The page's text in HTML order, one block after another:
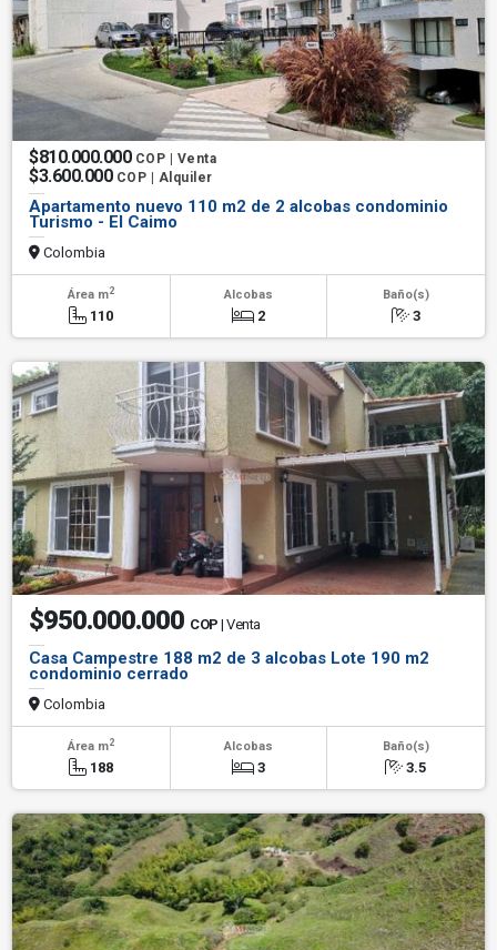
$810.000.000 COP | Venta
$3.600.000 COP | Alquiler
Apartamento nuevo 110 m2 de 2 alcobas condominio
Turismo - El Caimo
Colombia
Área m2
110
Alcobas
2
Baño(s)
3
$950.000.000 COP | Venta
Casa Campestre 188 m2 de 3 alcobas Lote 190 m2
condominio cerrado
Colombia
Área m2
188
Alcobas
3
Baño(s)
3.5